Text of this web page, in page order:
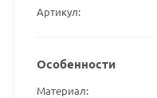
Артикул
Особенности
Материал